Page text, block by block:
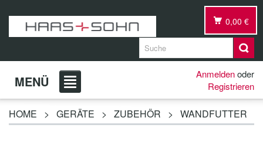
0,00 €
MENÜ Anmeldenoder
Registrieren
HOME > GERÄTE > ZUBEHÖR > WANDFUTTER